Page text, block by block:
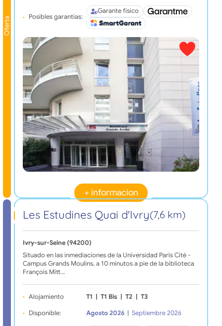
Oferta Posibles garantías:
Garante físico
+ informacion
Les Estudines Quai d'Ivry(7,6 km)
Ivry-sur-Seine (94200)
Situado en las inmediaciones de la Universidad Paris Cité -
Campus Grands Moulins, a 10 minutos a pie de la biblioteca
François Mitt…
Alojamiento T1 T1 Bis T2 T3
Disponible: Agosto 2026 Septiembre 2026